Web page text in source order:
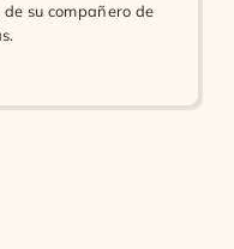
su compañero de